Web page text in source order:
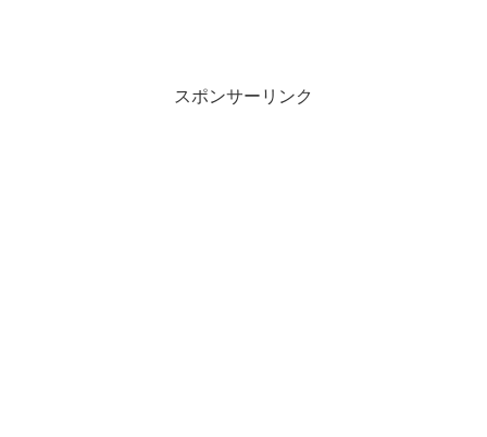
スポンサーリンク